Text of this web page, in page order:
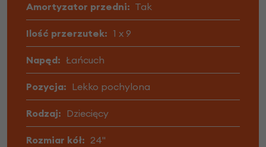
Amortyzator przedni: Tak
Ilość przerzutek: 1 x 9
Napęd: Łańcuch
Pozycja: Lekko pochylona
Rodzaj: Dziecięcy
Rozmiar kół: 24"